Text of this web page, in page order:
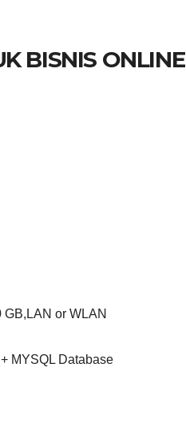
BISNIS ONLINE
or WLAN
MYSQL Database